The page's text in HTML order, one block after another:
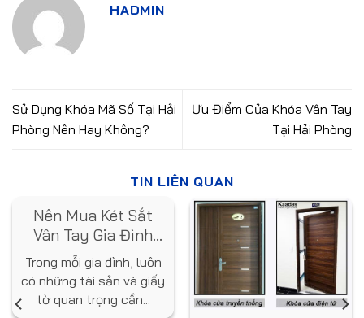
HADMIN
Sử Dụng Khóa Mã Số Tại Hải
Phòng Nên Hay Không?
Ưu Điểm Của Khóa Vân Tay
Tại Hải Phòng
TIN LIÊN QUAN
Nên Mua Két Sắt
Vân Tay Gia Đình
Loại Nào? Gợi Ý Từ
Chuyên Gia
Trong mỗi gia đình, luôn
có những tài sản và giấy
tờ quan trọng cần...